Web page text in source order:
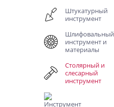
Штукатурный
инструмент
Шлифовальный
инструмент и
материалы
Столярный и
слесарный
инструмент